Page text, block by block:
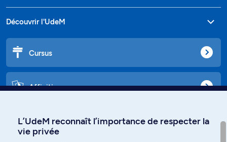
Découvrir l'UdeM
Cursus
Affiniti
Langues
L’UdeM reconnaît l’importance de respecter la
vie privée